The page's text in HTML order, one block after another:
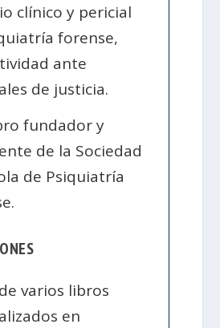
clínico y pericial
forense,
ante
de justicia.
fundador y
de la Sociedad
de Psiquiatría
varios libros
en